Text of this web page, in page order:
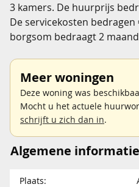
3 kamers. De huurprijs
De servicekosten bedragen
borgsom bedraagt 2
Meer woningen
Deze woning was
Mocht u het actuele
schrijft u zich dan in.
Algemene informatie
Plaats: